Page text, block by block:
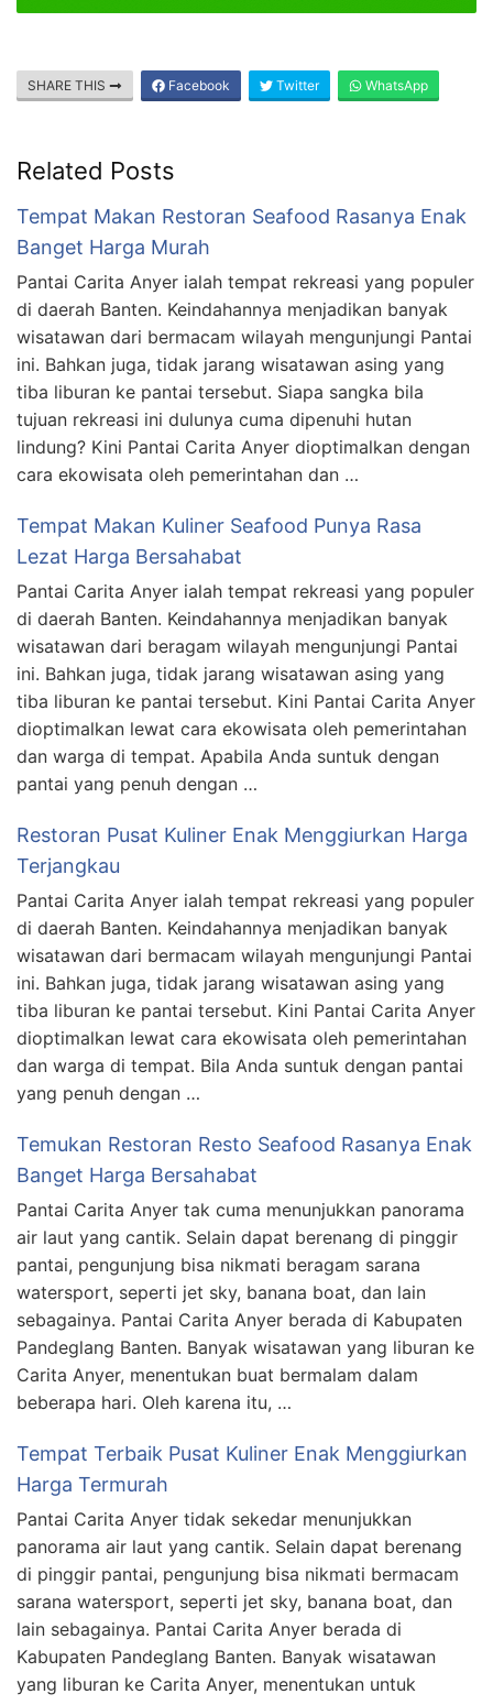
SHARE THIS Facebook Twitter WhatsApp
Related Posts
Tempat Makan Restoran Seafood Rasanya Enak
Banget Harga Murah
Pantai Carita Anyer ialah tempat rekreasi yang populer
di daerah Banten. Keindahannya menjadikan banyak
wisatawan dari bermacam wilayah mengunjungi Pantai
ini. Bahkan juga, tidak jarang wisatawan asing yang
tiba liburan ke pantai tersebut. Siapa sangka bila
tujuan rekreasi ini dulunya cuma dipenuhi hutan
lindung? Kini Pantai Carita Anyer dioptimalkan dengan
cara ekowisata oleh pemerintahan dan …
Tempat Makan Kuliner Seafood Punya Rasa
Lezat Harga Bersahabat
Pantai Carita Anyer ialah tempat rekreasi yang populer
di daerah Banten. Keindahannya menjadikan banyak
wisatawan dari beragam wilayah mengunjungi Pantai
ini. Bahkan juga, tidak jarang wisatawan asing yang
tiba liburan ke pantai tersebut. Kini Pantai Carita Anyer
dioptimalkan lewat cara ekowisata oleh pemerintahan
dan warga di tempat. Apabila Anda suntuk dengan
pantai yang penuh dengan …
Restoran Pusat Kuliner Enak Menggiurkan Harga
Terjangkau
Pantai Carita Anyer ialah tempat rekreasi yang populer
di daerah Banten. Keindahannya menjadikan banyak
wisatawan dari bermacam wilayah mengunjungi Pantai
ini. Bahkan juga, tidak jarang wisatawan asing yang
tiba liburan ke pantai tersebut. Kini Pantai Carita Anyer
dioptimalkan lewat cara ekowisata oleh pemerintahan
dan warga di tempat. Bila Anda suntuk dengan pantai
yang penuh dengan …
Temukan Restoran Resto Seafood Rasanya Enak
Banget Harga Bersahabat
Pantai Carita Anyer tak cuma menunjukkan panorama
air laut yang cantik. Selain dapat berenang di pinggir
pantai, pengunjung bisa nikmati beragam sarana
watersport, seperti jet sky, banana boat, dan lain
sebagainya. Pantai Carita Anyer berada di Kabupaten
Pandeglang Banten. Banyak wisatawan yang liburan ke
Carita Anyer, menentukan buat bermalam dalam
beberapa hari. Oleh karena itu, …
Tempat Terbaik Pusat Kuliner Enak Menggiurkan
Harga Termurah
Pantai Carita Anyer tidak sekedar menunjukkan
panorama air laut yang cantik. Selain dapat berenang
di pinggir pantai, pengunjung bisa nikmati bermacam
sarana watersport, seperti jet sky, banana boat, dan
lain sebagainya. Pantai Carita Anyer berada di
Kabupaten Pandeglang Banten. Banyak wisatawan
yang liburan ke Carita Anyer, menentukan untuk